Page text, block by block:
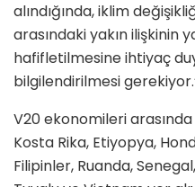
alındığında, iklim
arasındaki yakın ilişkinin
hafifletilmesine ihtiyaç
bilgilendirilmesi
V20 ekonomileri
Kosta Rika, Etiyopya,
Filipinler, Ruanda,